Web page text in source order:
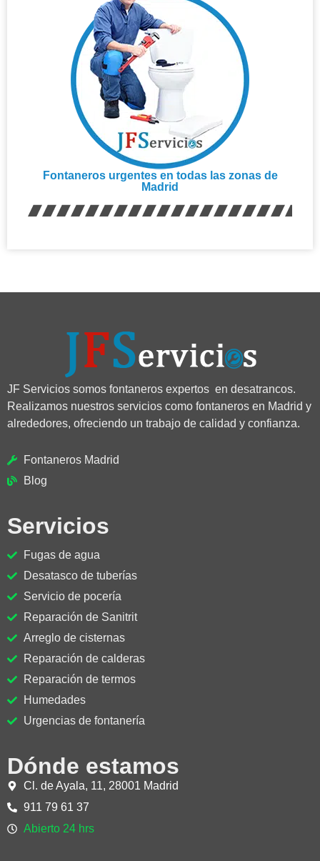
Fontaneros urgentes en todas las zonas de
Madrid
JF Servicios somos fontaneros expertos en desatrancos.
Realizamos nuestros servicios como fontaneros en Madrid y
alrededores, ofreciendo un trabajo de calidad y confianza.
Fontaneros Madrid
Blog
Servicios
Fugas de agua
Desatasco de tuberías
Servicio de pocería
Reparación de Sanitrit
Arreglo de cisternas
Reparación de calderas
Reparación de termos
Humedades
Urgencias de fontanería
Dónde estamos
Cl. de Ayala, 11, 28001 Madrid
911 79 61 37
Abierto 24 hrs